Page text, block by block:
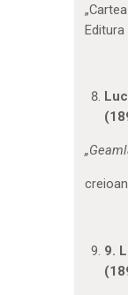
Editura
„Geaml
9.